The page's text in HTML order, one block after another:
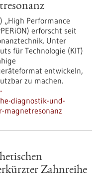
„High Performance
erforscht seit
Unter
für Technologie (KIT)
entwickeln,
zu machen.
diagnostik-und-
magnetresonanz
Zahnreihe